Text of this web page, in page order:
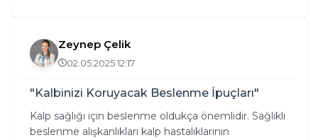
Zeynep Çelik
02.05.2025 12:17
"Kalbinizi Koruyacak Beslenme İpuçları"
Kalp sağlığı için beslenme oldukça önemlidir. Sağlıklı
beslenme alışkanlıkları kalp hastalıklarının